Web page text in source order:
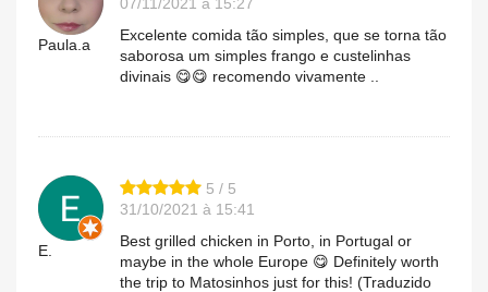
Paula.a
Excelente comida tão simples, que se torna tão
saborosa um simples frango e custelinhas
divinais 😋😋 recomendo vivamente ..
E.
5 / 5
31/10/2021 à 15:41
Best grilled chicken in Porto, in Portugal or
maybe in the whole Europe 😋 Definitely worth
the trip to Matosinhos just for this! (Traduzido